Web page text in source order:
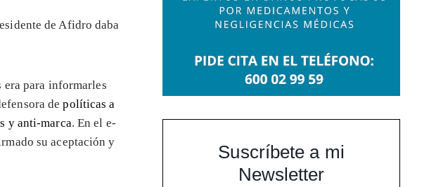
de Afidro daba
era para informarles
depolíticas a
y anti-marca. En el e-
su aceptación y
Suscríbete a mi
Newsletter